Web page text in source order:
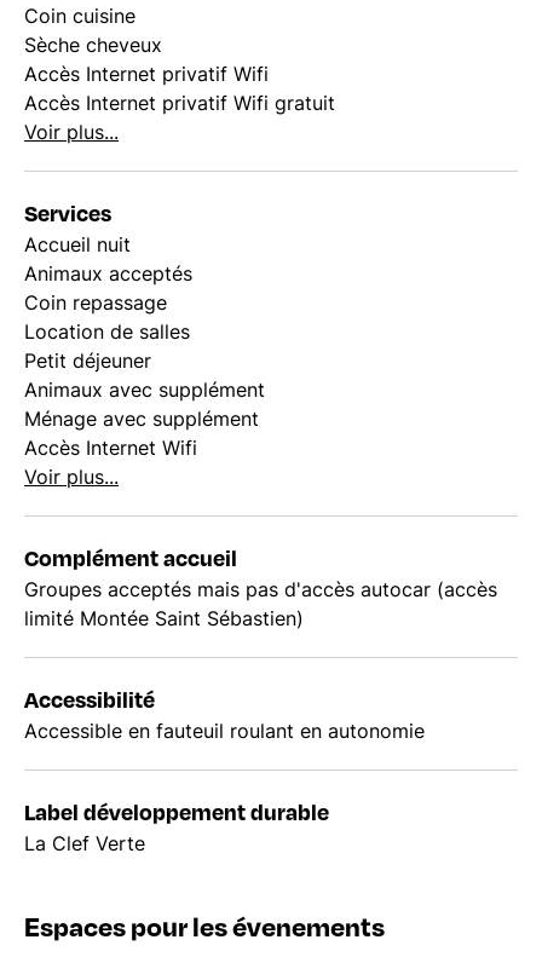
Coin cuisine
Sèche cheveux
Accès Internet privatif Wifi
Accès Internet privatif Wifi gratuit
Voir plus...
Services
Accueil nuit
Animaux acceptés
Coin repassage
Location de salles
Petit déjeuner
Animaux avec supplément
Ménage avec supplément
Accès Internet Wifi
Voir plus...
Complément accueil
Groupes acceptés mais pas d'accès autocar (accès
limité Montée Saint Sébastien)
Accessibilité
Accessible en fauteuil roulant en autonomie
Label développement durable
La Clef Verte
Espaces pour les évenements